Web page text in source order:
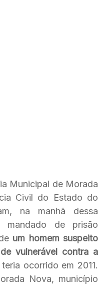
Municipal de Morada
Civil do Estado do
na manhã dessa
mandado de prisão
um homem suspeito
vulnerável contra a
ocorrido em 2011.
Nova, município